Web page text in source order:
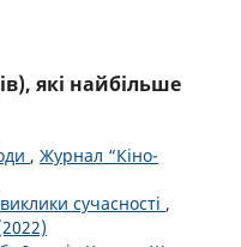
які найбільше
, Журнал “Кіно-
сучасності ,